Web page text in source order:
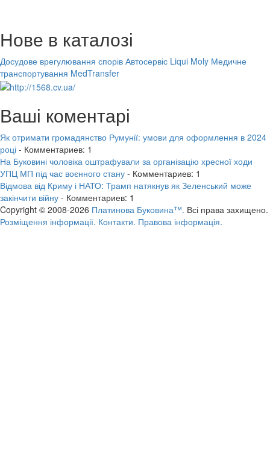
Нове в каталозі
Досудове врегулювання спорів Автосервіс Liqui Moly Медичне
транспортування MedTransfer
Ваші коментарі
Як отримати громадянство Румунії: умови для оформлення в 2024
році - Комментариев: 1
На Буковині чоловіка оштрафували за організацію хресної ходи
УПЦ МП під час воєнного стану - Комментариев: 1
Відмова від Криму і НАТО: Трамп натякнув як Зеленський може
закінчити війну - Комментариев: 1
Copyright © 2008-2026 Платинова Буковина™. Всі права захищено.
Розміщення інформації. Контакти. Правова інформація.